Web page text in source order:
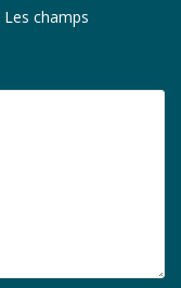
Les champs